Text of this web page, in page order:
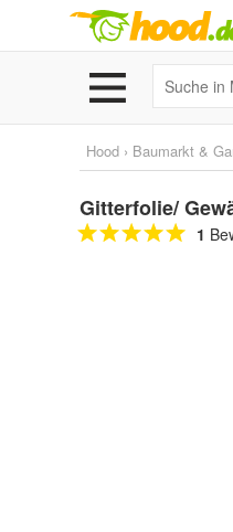
Hood › Baumarkt &
Gitterfolie/
1